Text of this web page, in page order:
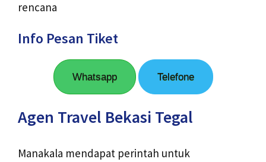
rencana
Info Pesan Tiket
Whatsapp Telefone
Agen Travel Bekasi Tegal
Manakala mendapat perintah untuk